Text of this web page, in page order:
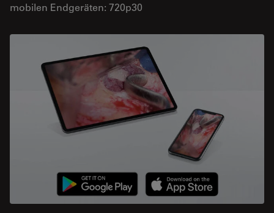
mobilen Endgeräten: 720p30